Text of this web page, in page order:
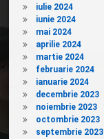
iulie 2024
iunie 2024
mai 2024
aprilie 2024
martie 2024
februarie 2024
ianuarie 2024
decembrie 2023
noiembrie 2023
octombrie 2023
septembrie 2023